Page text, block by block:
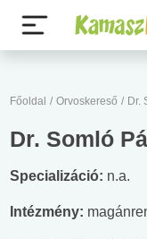
Főoldal / Orvoskereső / Dr.
Dr. Somló
Specializáció: n.a.
Intézmény: